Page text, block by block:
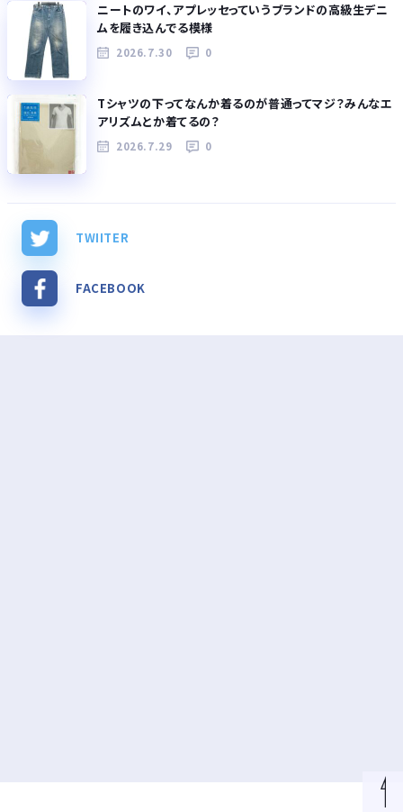
ニートのワイ、アプレッセっていうブランドの高級生デニ
ムを履き込んでる模様
2026.7.30 0
Tシャツの下ってなんか着るのが普通ってマジ？みんなエ
アリズムとか着てるの？
2026.7.29 0
TWIITER
FACEBOOK